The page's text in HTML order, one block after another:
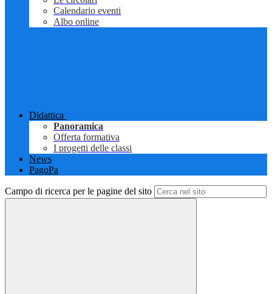
Calendario eventi
Albo online
Didattica
Panoramica
Offerta formativa
I progetti delle classi
News
PagoPa
Campo di ricerca per le pagine del sito